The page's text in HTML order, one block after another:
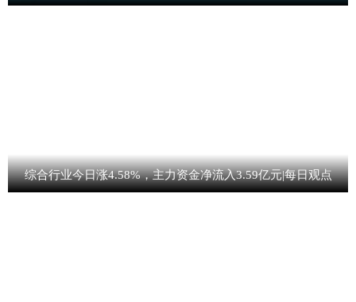
综合行业今日涨4.58%，主力资金净流入3.59亿元|每日观点